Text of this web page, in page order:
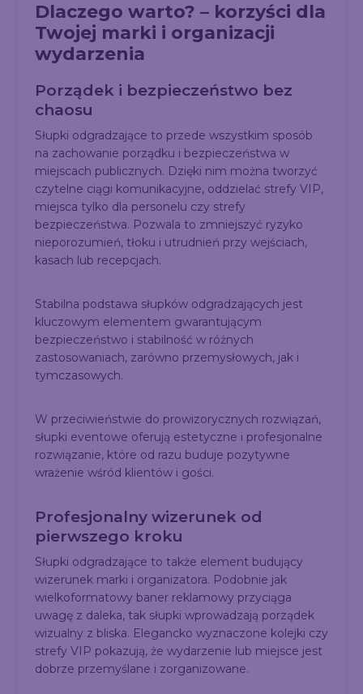
Dlaczego warto? – korzyści dla
Twojej marki i organizacji
wydarzenia
Porządek i bezpieczeństwo bez
chaosu
Słupki odgradzające to przede wszystkim sposób
na zachowanie porządku i bezpieczeństwa w
miejscach publicznych. Dzięki nim można tworzyć
czytelne ciągi komunikacyjne, oddzielać strefy VIP,
miejsca tylko dla personelu czy strefy
bezpieczeństwa. Pozwala to zmniejszyć ryzyko
nieporozumień, tłoku i utrudnień przy wejściach,
kasach lub recepcjach.
Stabilna podstawa słupków odgradzających jest
kluczowym elementem gwarantującym
bezpieczeństwo i stabilność w różnych
zastosowaniach, zarówno przemysłowych, jak i
tymczasowych.
W przeciwieństwie do prowizorycznych rozwiązań,
słupki eventowe oferują estetyczne i profesjonalne
rozwiązanie, które od razu buduje pozytywne
wrażenie wśród klientów i gości.
Profesjonalny wizerunek od
pierwszego kroku
Słupki odgradzające to także element budujący
wizerunek marki i organizatora. Podobnie jak
wielkoformatowy baner reklamowy przyciąga
uwagę z daleka, tak słupki wprowadzają porządek
wizualny z bliska. Elegancko wyznaczone kolejki czy
strefy VIP pokazują, że wydarzenie lub miejsce jest
dobrze przemyślane i zorganizowane.